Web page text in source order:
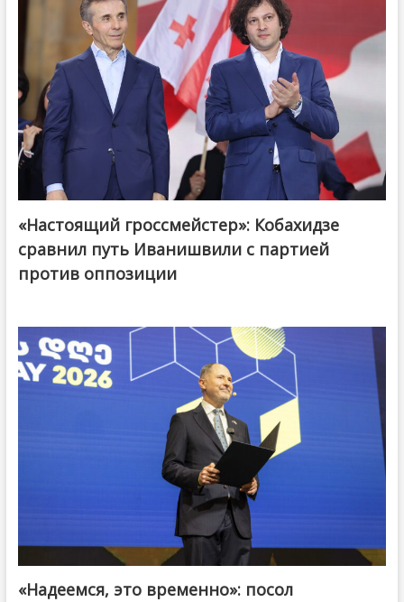
@ქართული ოცნება / Georgian Dream
«Настоящий гроссмейстер»: Кобахидзе
сравнил путь Иванишвили с партией
против оппозиции
«Надеемся, это временно»: посол